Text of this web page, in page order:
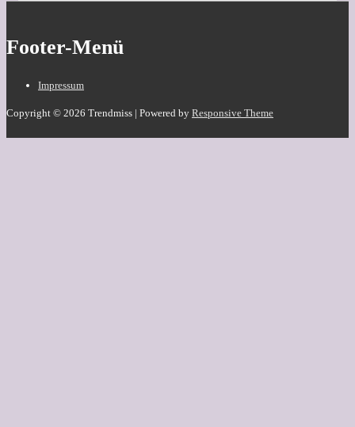
Footer-Menü
Impressum
Copyright © 2026 Trendmiss | Powered by Responsive Theme